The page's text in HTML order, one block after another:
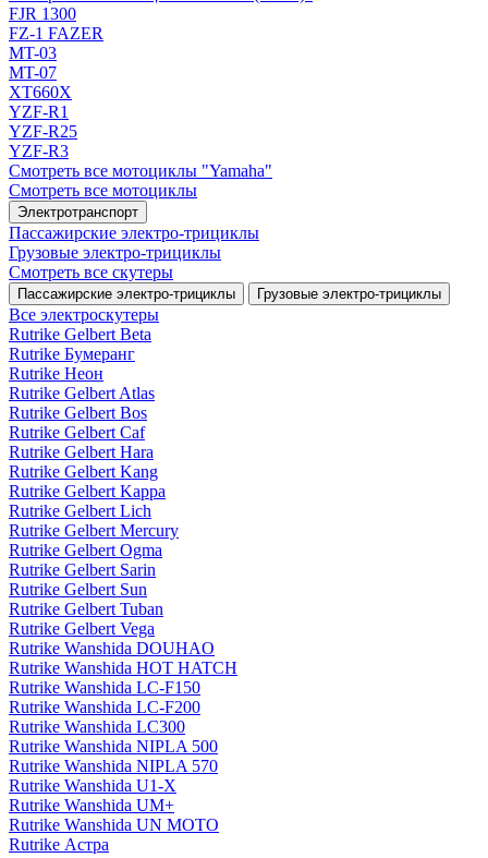
FJR 1300
FZ-1 FAZER
MT-03
MT-07
XT660X
YZF-R1
YZF-R25
YZF-R3
Смотреть все мотоциклы "Yamaha"
Смотреть все мотоциклы
Электротранспорт
Пассажирские электро‑трициклы
Грузовые электро‑трициклы
Смотреть все скутеры
Пассажирские электро‑трициклы Грузовые электро‑трициклы
Все электро­скутеры
Rutrike Gelbert Beta
Rutrike Бумеранг
Rutrike Неон
Rutrike Gelbert Atlas
Rutrike Gelbert Bos
Rutrike Gelbert Caf
Rutrike Gelbert Hara
Rutrike Gelbert Kang
Rutrike Gelbert Kappa
Rutrike Gelbert Lich
Rutrike Gelbert Mercury
Rutrike Gelbert Ogma
Rutrike Gelbert Sarin
Rutrike Gelbert Sun
Rutrike Gelbert Tuban
Rutrike Gelbert Vega
Rutrike Wanshida DOUHAO
Rutrike Wanshida HOT HATCH
Rutrike Wanshida LC-F150
Rutrike Wanshida LC-F200
Rutrike Wanshida LC300
Rutrike Wanshida NIPLA 500
Rutrike Wanshida NIPLA 570
Rutrike Wanshida U1-X
Rutrike Wanshida UM+
Rutrike Wanshida UN MOTO
Rutrike Астра